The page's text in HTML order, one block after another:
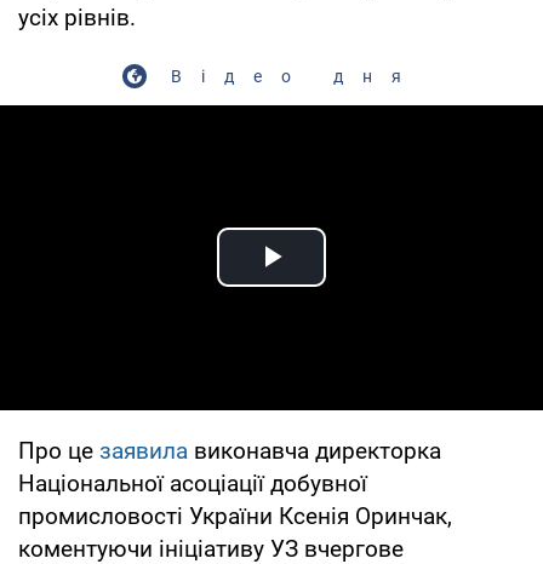
усіх рівнів.
Відео дня
Play Video
Про це заявила виконавча директорка
Національної асоціації добувної
промисловості України Ксенія Оринчак,
коментуючи ініціативу УЗ вчергове